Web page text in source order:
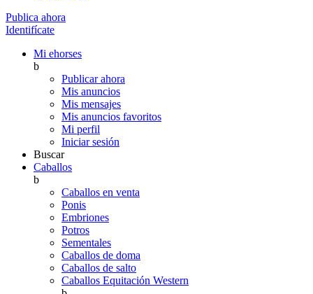
Publica ahora
Identifícate
Mi ehorses
b
Publicar ahora
Mis anuncios
Mis mensajes
Mis anuncios favoritos
Mi perfil
Iniciar sesión
Buscar
Caballos
b
Caballos en venta
Ponis
Embriones
Potros
Sementales
Caballos de doma
Caballos de salto
Caballos Equitación Western